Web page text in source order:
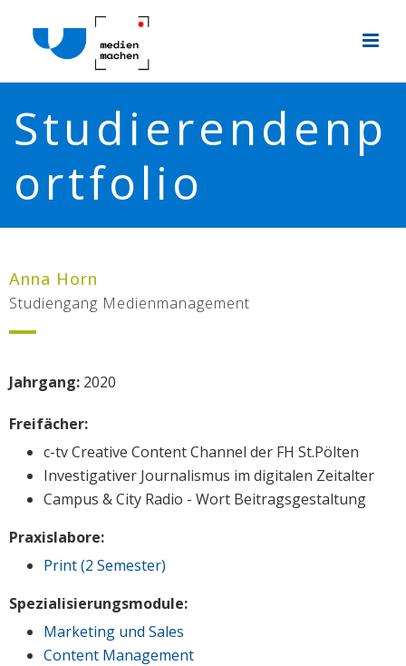
Studierendenp
ortfolio
Anna Horn
Studiengang Medienmanagement
Jahrgang: 2020
Freifächer:
c-tv Creative Content Channel der FH St.Pölten
Investigativer Journalismus im digitalen Zeitalter
Campus & City Radio - Wort Beitragsgestaltung
Praxislabore:
Print (2 Semester)
Spezialisierungsmodule:
Marketing und Sales
Content Management